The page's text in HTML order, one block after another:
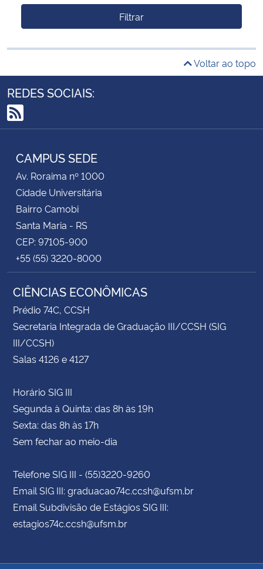
Filtrar
Voltar ao topo
REDES SOCIAIS:
RSS
CAMPUS SEDE
Av. Roraima nº 1000
Cidade Universitária
Bairro Camobi
Santa Maria - RS
CEP: 97105-900
+55 (55) 3220-8000
CIÊNCIAS ECONÔMICAS
Prédio 74C, CCSH
Secretaria Integrada de Graduação III/CCSH (SIG
III/CCSH)
Salas 4126 e 4127
Horário SIG III
Segunda à Quinta: das 8h às 19h
Sexta: das 8h às 17h
Sem fechar ao meio-dia
Telefone SIG III - (55)3220-9260
Email SIG III: graduacao74c.ccsh@ufsm.br
Email Subdivisão de Estágios SIG III:
estagios74c.ccsh@ufsm.br